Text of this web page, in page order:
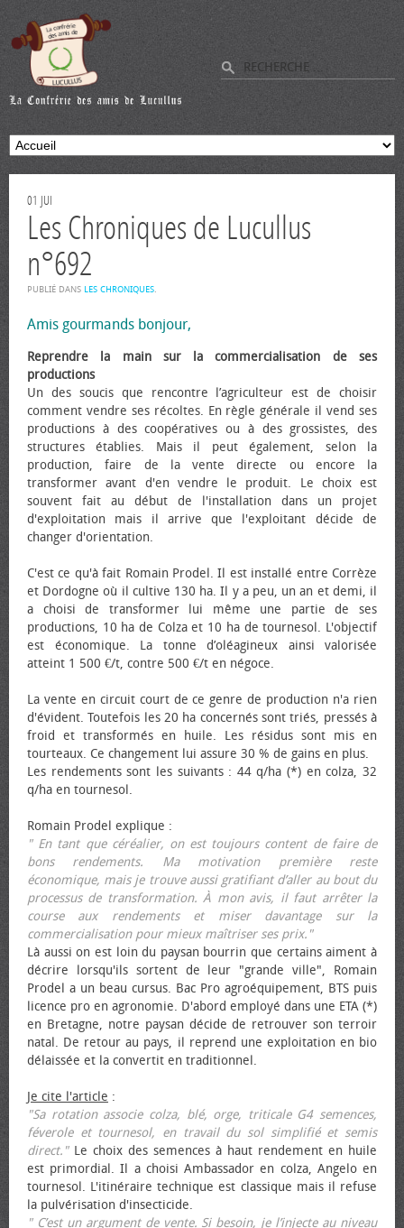
01 JUI
Les Chroniques de Lucullus
n°692
PUBLIÉ DANS LES CHRONIQUES.
Amis gourmands bonjour,
Reprendre la main sur la commercialisation de ses
productions
Un des soucis que rencontre l’agriculteur est de choisir
comment vendre ses récoltes. En règle générale il vend ses
productions à des coopératives ou à des grossistes, des
structures établies. Mais il peut également, selon la
production, faire de la vente directe ou encore la
transformer avant d'en vendre le produit. Le choix est
souvent fait au début de l'installation dans un projet
d'exploitation mais il arrive que l'exploitant décide de
changer d'orientation.
C'est ce qu'à fait Romain Prodel. Il est installé entre Corrèze
et Dordogne où il cultive 130 ha. Il y a peu, un an et demi, il
a choisi de transformer lui même une partie de ses
productions, 10 ha de Colza et 10 ha de tournesol. L'objectif
est économique. La tonne d’oléagineux ainsi valorisée
atteint 1 500 €/t, contre 500 €/t en négoce.
La vente en circuit court de ce genre de production n'a rien
d'évident. Toutefois les 20 ha concernés sont triés, pressés à
froid et transformés en huile. Les résidus sont mis en
tourteaux. Ce changement lui assure 30 % de gains en plus.
Les rendements sont les suivants : 44 q/ha (*) en colza, 32
q/ha en tournesol.
Romain Prodel explique :
" En tant que céréalier, on est toujours content de faire de
bons rendements. Ma motivation première reste
économique, mais je trouve aussi gratifiant d’aller au bout du
processus de transformation. À mon avis, il faut arrêter la
course aux rendements et miser davantage sur la
commercialisation pour mieux maîtriser ses prix."
Là aussi on est loin du paysan bourrin que certains aiment à
décrire lorsqu'ils sortent de leur "grande ville", Romain
Prodel a un beau cursus. Bac Pro agroéquipement, BTS puis
licence pro en agronomie. D'abord employé dans une ETA (*)
en Bretagne, notre paysan décide de retrouver son terroir
natal. De retour au pays, il reprend une exploitation en bio
délaissée et la convertit en traditionnel.
Je cite l'article :
"Sa rotation associe colza, blé, orge, triticale G4 semences,
féverole et tournesol, en travail du sol simplifié et semis
direct."Le choix des semences à haut rendement en huile
est primordial. Il a choisi Ambassador en colza, Angelo en
tournesol. L'itinéraire technique est classique mais il refuse
la pulvérisation d'insecticide.
" C’est un argument de vente. Si besoin, je l’injecte au niveau